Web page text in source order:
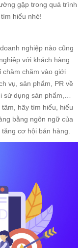
gặp trong quá trình
hiểu nhé!
nghiệp nào cũng
với khách hàng.
chăm chăm vào giới
vụ, sản phẩm, PR về
sử dụng sản phẩm,…
hãy tìm hiểu, hiểu
bằng ngôn ngữ của
cơ hội bán hàng.